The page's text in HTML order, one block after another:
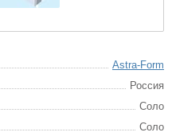
Astra-Form
Россия
Соло
Соло